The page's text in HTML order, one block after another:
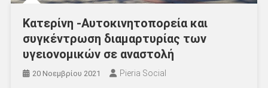
Κατερίνη -Αυτοκινητοπορεία και
συγκέντρωση διαμαρτυρίας των
υγειονομικών σε αναστολή
20 Νοεμβρίου 2021 Pieria Social